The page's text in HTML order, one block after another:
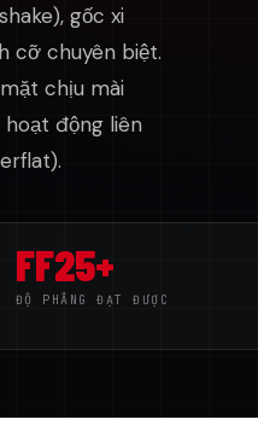
gốc xi
cỡ chuyên biệt.
chịu mài
động liên
FF25+
ĐỘ PHẲNG ĐẠT ĐƯỢC